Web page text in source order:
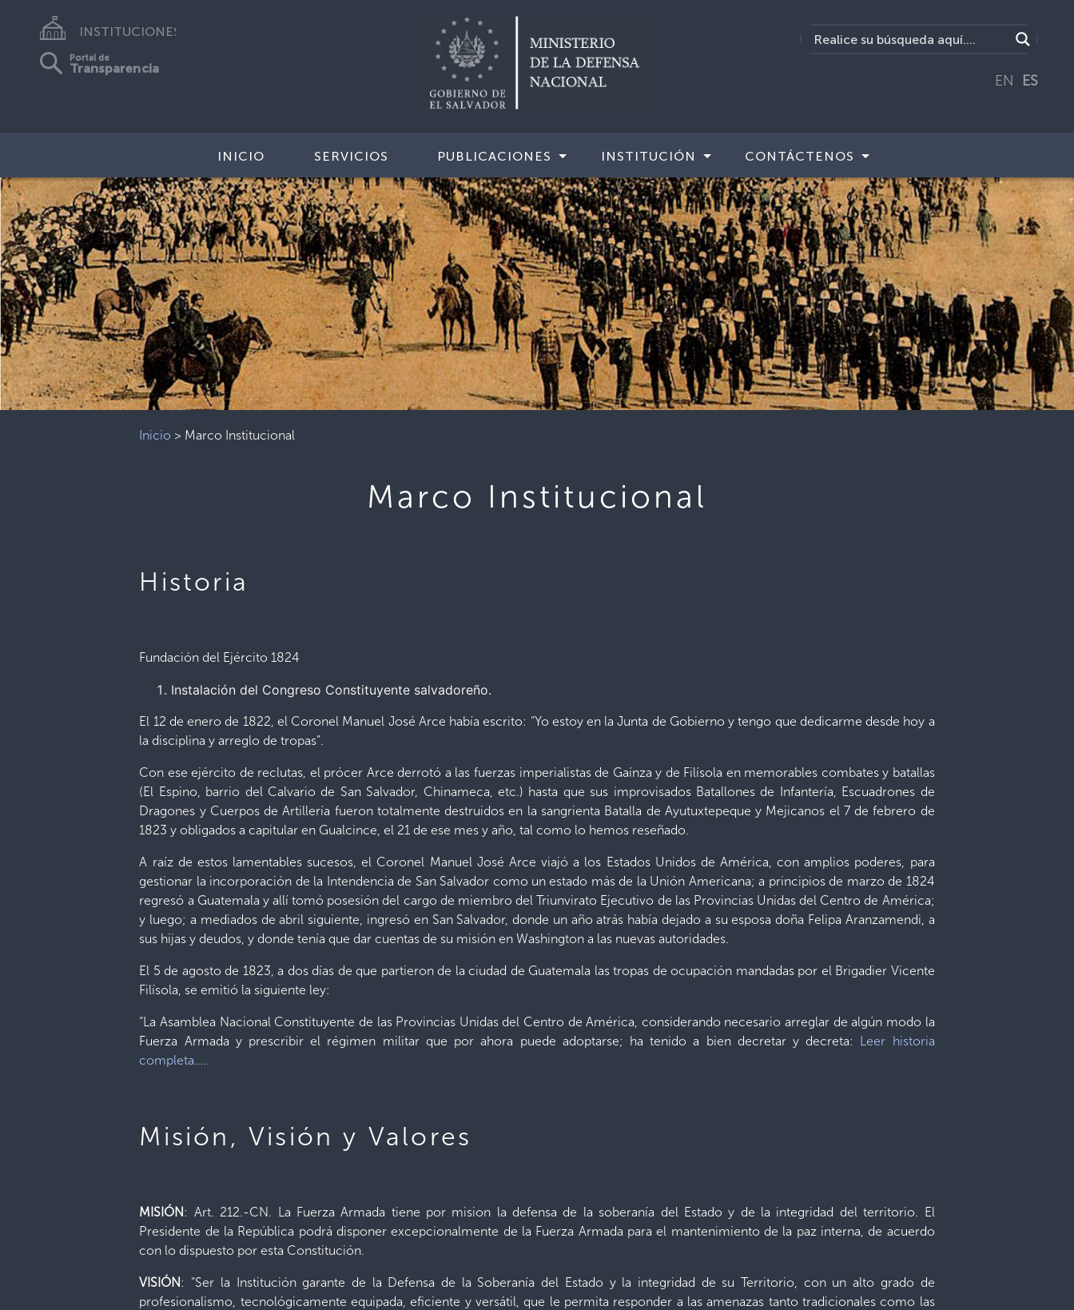
INSTITUCIONES
Portal de
Transparencia
EN ES
INICIO SERVICIOS PUBLICACIONES INSTITUCIÓN CONTÁCTENOS
Inicio > Marco Institucional
Marco Institucional
Historia
Fundación del Ejército 1824
Instalación del Congreso Constituyente salvadoreño.
El 12 de enero de 1822, el Coronel Manuel José Arce había escrito: “Yo estoy en la Junta de Gobierno y tengo que dedicarme desde hoy a
la disciplina y arreglo de tropas”.
Con ese ejército de reclutas, el prócer Arce derrotó a las fuerzas imperialistas de Gaínza y de Filísola en memorables combates y batallas
(El Espino, barrio del Calvario de San Salvador, Chinameca, etc.) hasta que sus improvisados Batallones de Infantería, Escuadrones de
Dragones y Cuerpos de Artillería fueron totalmente destruidos en la sangrienta Batalla de Ayutuxtepeque y Mejicanos el 7 de febrero de
1823 y obligados a capitular en Gualcince, el 21 de ese mes y año, tal como lo hemos reseñado.
A raíz de estos lamentables sucesos, el Coronel Manuel José Arce viajó a los Estados Unidos de América, con amplios poderes, para
gestionar la incorporación de la Intendencia de San Salvador como un estado más de la Unión Americana; a principios de marzo de 1824
regresó a Guatemala y allí tomó posesión del cargo de miembro del Triunvirato Ejecutivo de las Provincias Unidas del Centro de América;
y luego; a mediados de abril siguiente, ingresó en San Salvador, donde un año atrás había dejado a su esposa doña Felipa Aranzamendi, a
sus hijas y deudos, y donde tenía que dar cuentas de su misión en Washington a las nuevas autoridades.
El 5 de agosto de 1823, a dos días de que partieron de la ciudad de Guatemala las tropas de ocupación mandadas por el Brigadier Vicente
Filísola, se emitió la siguiente ley:
“La Asamblea Nacional Constituyente de las Provincias Unidas del Centro de América, considerando necesario arreglar de algún modo la
Fuerza Armada y prescribir el régimen militar que por ahora puede adoptarse; ha tenido a bien decretar y decreta: Leer historia
completa…..
Misión, Visión y Valores
MISIÓN: Art. 212.-CN. La Fuerza Armada tiene por mision la defensa de la soberanía del Estado y de la integridad del territorio. El
Presidente de la República podrá disponer excepcionalmente de la Fuerza Armada para el mantenimiento de la paz interna, de acuerdo
con lo dispuesto por esta Constitución.
VISIÓN: “Ser la Institución garante de la Defensa de la Soberanía del Estado y la integridad de su Territorio, con un alto grado de
profesionalismo, tecnológicamente equipada, eficiente y versátil, que le permita responder a las amenazas tanto tradicionales como las